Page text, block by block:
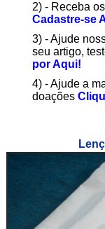
2) - Receba
Cadastre-se
3) - Ajude
seu artigo,
por Aqui!
4) - Ajude a
doações